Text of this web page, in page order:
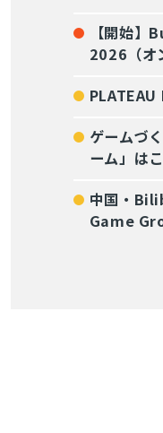
【開始
2026（オ
ゲームづ
ーム」は
中国・
Game